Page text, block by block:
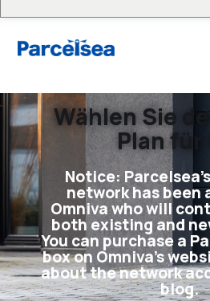
Wählen Sie
Plan für
Notice:
network has been
Omniva who will
both existing and
You can purchase a
box on Omniva's
about the network
blog.